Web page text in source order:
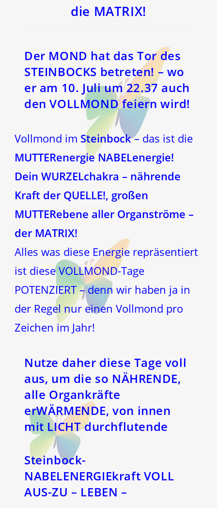
die MATRIX!
Der MOND hat das Tor des
STEINBOCKS betreten! – wo
er am 10. Juli um 22.37 auch
denVOLLMONDfeiern wird!
Vollmond im Steinbock– das ist die
MUTTERenergie NABELenergie!
Dein WURZELchakra – nährende
Kraft der QUELLE!, großen
MUTTERebene aller Organströme –
der MATRIX!
Alles was diese Energie repräsentiert
ist diese VOLLMOND-Tage
POTENZIERT – denn wir haben ja in
der Regel nur einen Vollmond pro
Zeichen im Jahr!
Nutze daher diese Tage voll
aus, um die so NÄHRENDE,
alle Organkräfte
erWÄRMENDE, von innen
mit LICHT durchflutende
Steinbock-
NABELENERGIEkraft VOLL
AUS-ZU – LEBEN –